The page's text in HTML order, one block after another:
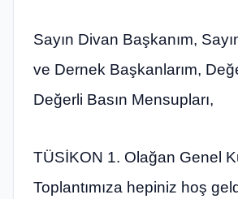
Sayın Divan Başkanım,
ve Dernek Başkanlarım,
Değerli Basın Mensupları,
TÜSİKON 1. Olağan Genel
Toplantımıza hepiniz hoş